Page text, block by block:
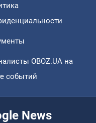
OBOZ.UA на
событий
News